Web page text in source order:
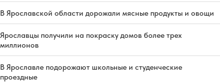
В Ярославской области дорожали мясные продукты и овощи
Ярославцы получили на покраску домов более трех
миллионов
В Ярославле подорожают школьные и студенческие
проездные